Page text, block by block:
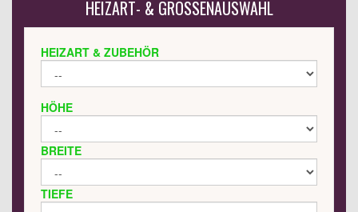
HEIZART- & GRÖSSENAUSWAHL
HEIZART & ZUBEHÖR
HÖHE
BREITE
TIEFE